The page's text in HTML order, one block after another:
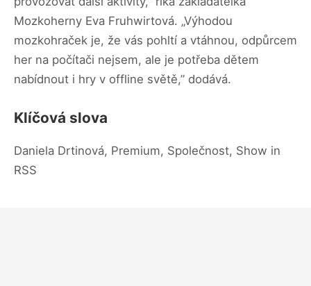
Mozkoherny Eva Fruhwirtová. „Výhodou
mozkohraček je, že vás pohltí a vtáhnou, odpůrcem
her na počítači nejsem, ale je potřeba dětem
nabídnout i hry v offline světě,” dodává.
Klíčová slova
Daniela Drtinová, Premium, Společnost, Show in
RSS